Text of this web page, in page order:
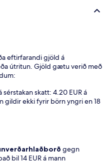
eftirfarandi gjöld á
útritun. Gjöld gætu verið með
skatt: 4.20 EUR á
gildir ekki fyrir börn yngri en 18
gegn
bil 14 EUR á mann